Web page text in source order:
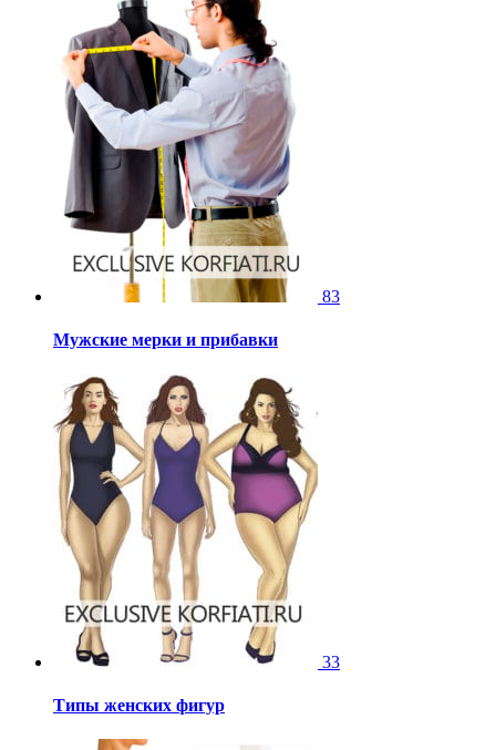
83
Мужские мерки и прибавки
33
Типы женских фигур